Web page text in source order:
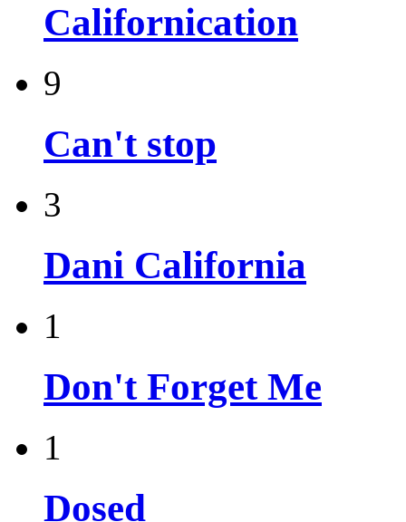
Californication
9
Can't stop
3
Dani California
1
Don't Forget Me
1
Dosed